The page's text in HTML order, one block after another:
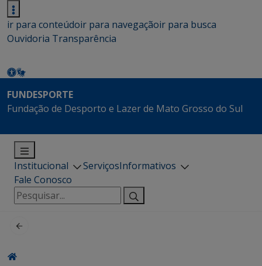
ir para conteúdoir para navegaçãoir para busca
Ouvidoria Transparência
FUNDESPORTE
Fundação de Desporto e Lazer de Mato Grosso do Sul
Institucional ServiçosInformativos
Fale Conosco
Pesquisar
por: